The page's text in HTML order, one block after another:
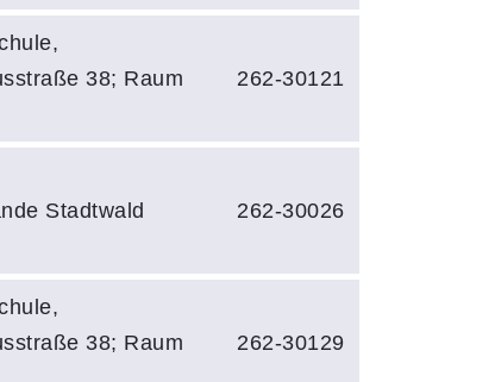
38; Raum
262-30121
Stadtwald 262-30026
38; Raum
262-30129